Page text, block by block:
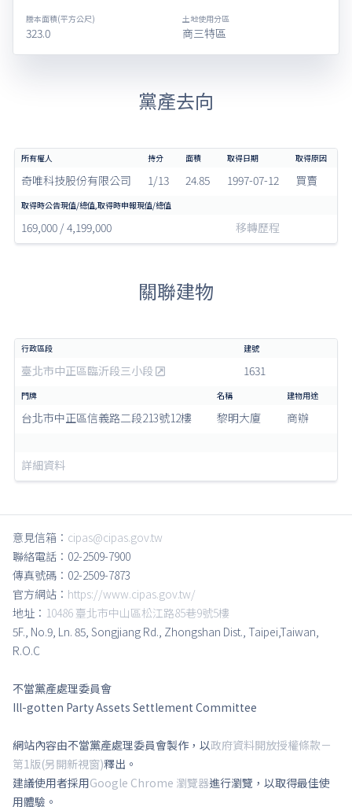
謄本面積(平方公尺)
323.0
土地使用分區
商三特區
黨產去向
奇唯科技股份有限公司 1/13 24.85 1997-07-12 買賣
169,000 / 4,199,000 移轉歷程
關聯建物
臺北市中正區臨沂段三小段 1631
台北市中正區信義路二段213號12樓 黎明大廈 商辦
詳細資料
意見信箱： cipas@cipas.gov.tw
聯絡電話：02-2509-7900
傳真號碼：02-2509-7873
官方網站： https://www.cipas.gov.tw/
地址： 10486 臺北市中山區松江路85巷9號5樓
5F., No.9, Ln. 85, Songjiang Rd., Zhongshan Dist., Taipei,Taiwan,
R.O.C
不當黨產處理委員會
Ill-gotten Party Assets Settlement Committee
網站內容由不當黨產處理委員會製作，以政府資料開放授權條款－
第1版(另開新視窗)釋出。
建議使用者採用Google Chrome 瀏覽器進行瀏覽，以取得最佳使
用體驗。